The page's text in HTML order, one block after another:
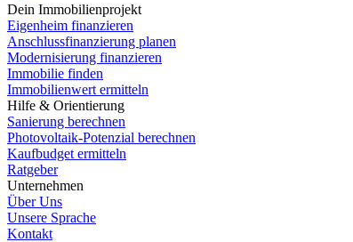
Dein Immobilienprojekt
Eigenheim finanzieren
Anschlussfinanzierung planen
Modernisierung finanzieren
Immobilie finden
Immobilienwert ermitteln
Hilfe & Orientierung
Sanierung berechnen
Photovoltaik-Potenzial berechnen
Kaufbudget ermitteln
Ratgeber
Unternehmen
Über Uns
Unsere Sprache
Kontakt